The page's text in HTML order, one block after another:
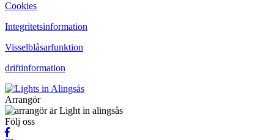
Cookies
Integritetsinformation
Visselblåsarfunktion
driftinformation
Arrangör
Följ oss